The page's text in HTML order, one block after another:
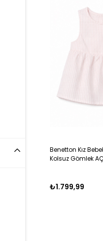
Benetton Kız
Kolsuz Gömlek
₺1.799,99